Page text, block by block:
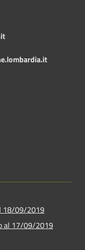
18/09/2019
al 17/09/2019